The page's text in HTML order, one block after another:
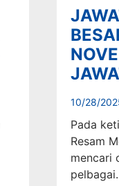
10/28/
Pada
Resam
mencari